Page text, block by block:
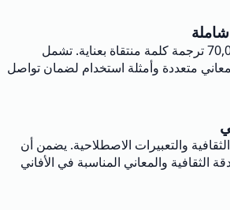
الوصول إلى أكثر من 70,000 ترجمة كلمة منتقاة بعناية. تشمل
متعددة وأمثلة استخدام لضمان تواصل
والتعبيرات الاصطلاحية. يضمن أن
الثقافية والمعاني المناسبة في الأفاني